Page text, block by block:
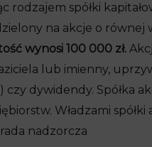
rodzajem spółki
na akcje o
wynosi 100 000 zł.
lub imienny,
czy dywidendy. Spółka
Władzami
nadzorcza